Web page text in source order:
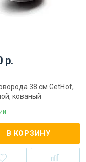
р.
38 см GetHof,
кованый
В КОРЗИНУ